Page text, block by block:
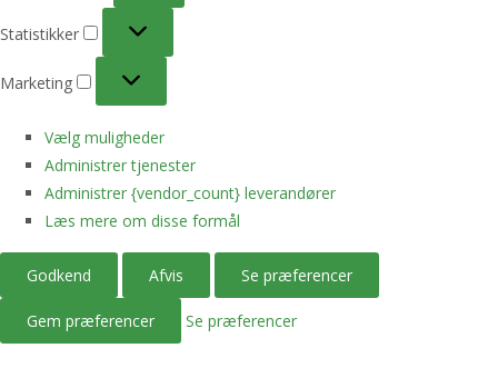
Statistikker
Marketing
Vælg muligheder
Administrer tjenester
Administrer {vendor_count} leverandører
Læs mere om disse formål
Godkend Afvis Se præferencer
Gem præferencer Se præferencer